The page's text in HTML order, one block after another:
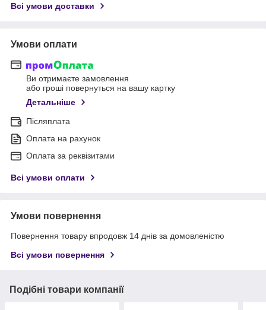
Всі умови доставки
Умови оплати
Ви отримаєте замовлення
або гроші повернуться на вашу картку
Детальніше
Післяплата
Оплата на рахунок
Оплата за реквізитами
Всі умови оплати
Умови повернення
Повернення товару впродовж 14 днів за домовленістю
Всі умови повернення
Подібні товари компанії